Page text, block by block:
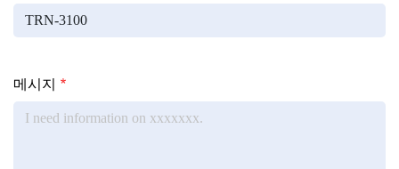
Questions
메시지